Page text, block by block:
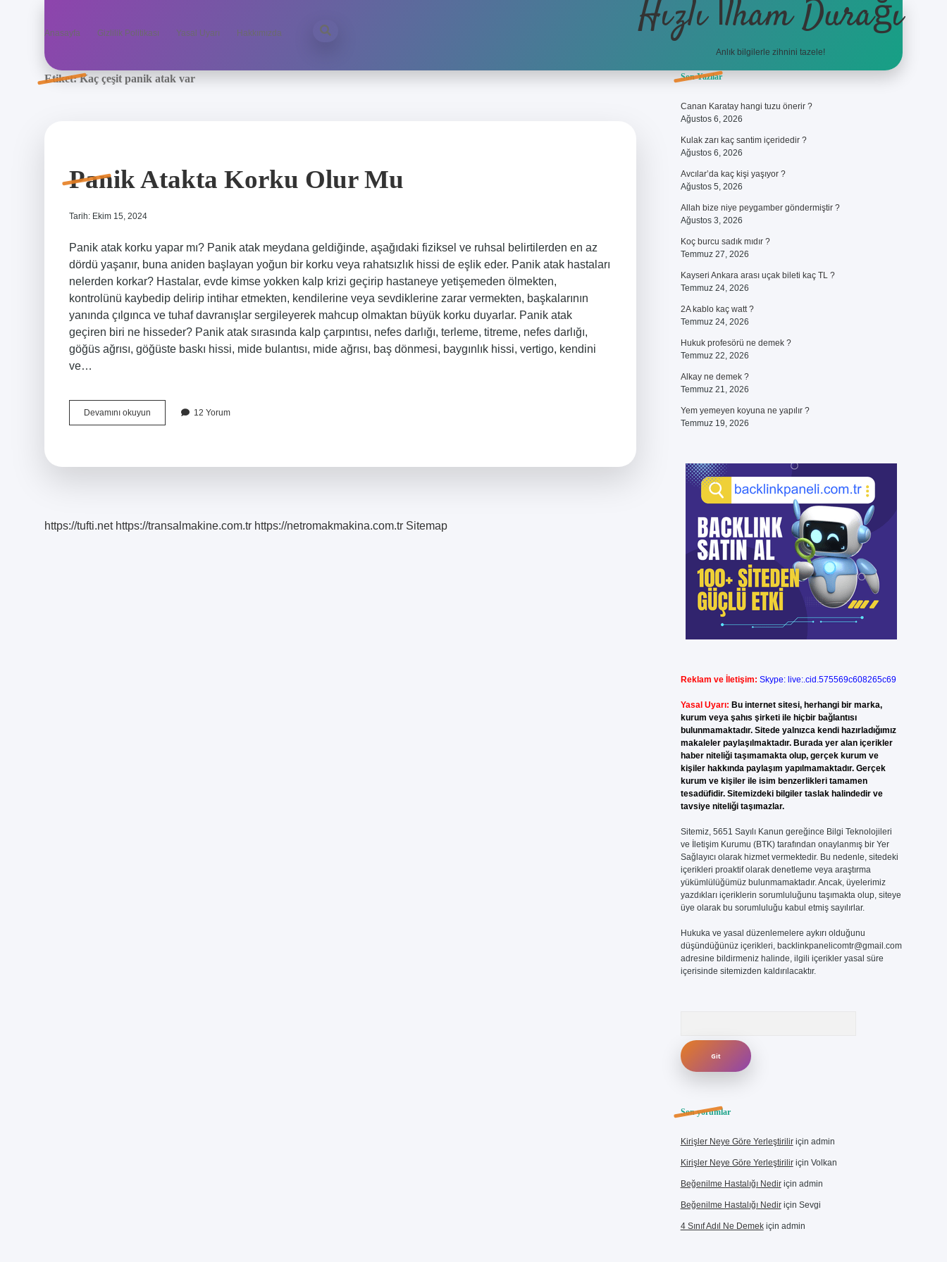
Anasayfa Gizlilik Politikası Yasal Uyarı Hakkımızda Hızlı İlham Durağı
Anlık bilgilerle zihnini tazele!
Etiket:Kaç çeşit panik atak var
Panik Atakta Korku Olur Mu
Tarih: Ekim 15, 2024
Panik atak korku yapar mı? Panik atak meydana geldiğinde, aşağıdaki fiziksel ve ruhsal belirtilerden en az
dördü yaşanır, buna aniden başlayan yoğun bir korku veya rahatsızlık hissi de eşlik eder. Panik atak hastaları
nelerden korkar? Hastalar, evde kimse yokken kalp krizi geçirip hastaneye yetişemeden ölmekten,
kontrolünü kaybedip delirip intihar etmekten, kendilerine veya sevdiklerine zarar vermekten, başkalarının
yanında çılgınca ve tuhaf davranışlar sergileyerek mahcup olmaktan büyük korku duyarlar. Panik atak
geçiren biri ne hisseder? Panik atak sırasında kalp çarpıntısı, nefes darlığı, terleme, titreme, nefes darlığı,
göğüs ağrısı, göğüste baskı hissi, mide bulantısı, mide ağrısı, baş dönmesi, baygınlık hissi, vertigo, kendini
ve…
Devamını okuyun
Atakta
12 Yorum
https://tufti.net https://transalmakine.com.tr https://netromakmakina.com.tr Sitemap
Sidebar
Son Yazılar
Canan Karatay hangi tuzu önerir ?
Ağustos 6, 2026
Kulak zarı kaç santim içeridedir ?
Ağustos 6, 2026
Avcılar’da kaç kişi yaşıyor ?
Ağustos 5, 2026
Allah bize niye peygamber göndermiştir ?
Ağustos 3, 2026
Koç burcu sadık mıdır ?
Temmuz 27, 2026
Kayseri Ankara arası uçak bileti kaç TL ?
Temmuz 24, 2026
2A kablo kaç watt ?
Temmuz 24, 2026
Hukuk profesörü ne demek ?
Temmuz 22, 2026
Alkay ne demek ?
Temmuz 21, 2026
Yem yemeyen koyuna ne yapılır ?
Temmuz 19, 2026
Reklam ve İletişim: Skype: live:.cid.575569c608265c69
Yasal Uyarı: Bu internet sitesi, herhangi bir marka,
kurum veya şahıs şirketi ile hiçbir bağlantısı
bulunmamaktadır. Sitede yalnızca kendi hazırladığımız
makaleler paylaşılmaktadır. Burada yer alan içerikler
haber niteliği taşımamakta olup, gerçek kurum ve
kişiler hakkında paylaşım yapılmamaktadır. Gerçek
kurum ve kişiler ile isim benzerlikleri tamamen
tesadüfidir. Sitemizdeki bilgiler taslak halindedir ve
tavsiye niteliği taşımazlar.
Sitemiz, 5651 Sayılı Kanun gereğince Bilgi Teknolojileri
ve İletişim Kurumu (BTK) tarafından onaylanmış bir Yer
Sağlayıcı olarak hizmet vermektedir. Bu nedenle, sitedeki
içerikleri proaktif olarak denetleme veya araştırma
yükümlülüğümüz bulunmamaktadır. Ancak, üyelerimiz
yazdıkları içeriklerin sorumluluğunu taşımakta olup, siteye
üye olarak bu sorumluluğu kabul etmiş sayılırlar.
Hukuka ve yasal düzenlemelere aykırı olduğunu
düşündüğünüz içerikleri, backlinkpanelicomtr@gmail.com
adresine bildirmeniz halinde, ilgili içerikler yasal süre
içerisinde sitemizden kaldırılacaktır.
Son yorumlar
Kirişler Neye Göre Yerleştiriliriçin admin
Kirişler Neye Göre Yerleştiriliriçin Volkan
Beğenilme Hastalığı Nediriçin admin
Beğenilme Hastalığı Nediriçin Sevgi
4 Sınıf Adıl Ne Demekiçin admin